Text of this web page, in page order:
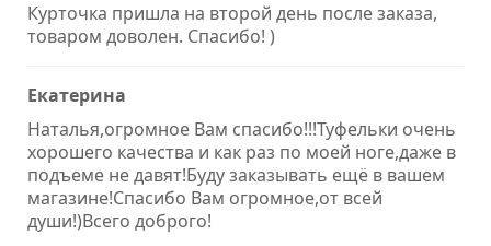
Курточка пришла на второй день после заказа,
товаром доволен. Спасибо! )
Екатерина
Наталья,огромное Вам спасибо!!!Туфельки очень
хорошего качества и как раз по моей ноге,даже в
подъеме не давят!Буду заказывать ещё в вашем
магазине!Спасибо Вам огромное,от всей
души!)Всего доброго!